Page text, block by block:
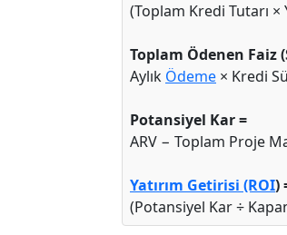
(Toplam Kredi Tutarı ×
Toplam Ödenen Faiz
Aylık Ödeme × Kredi
Potansiyel Kar =
ARV − Toplam Proje
Yatırım Getirisi (ROI)
(Potansiyel Kar ÷